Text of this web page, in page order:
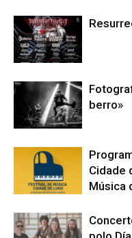
berro»
Cidade
Música